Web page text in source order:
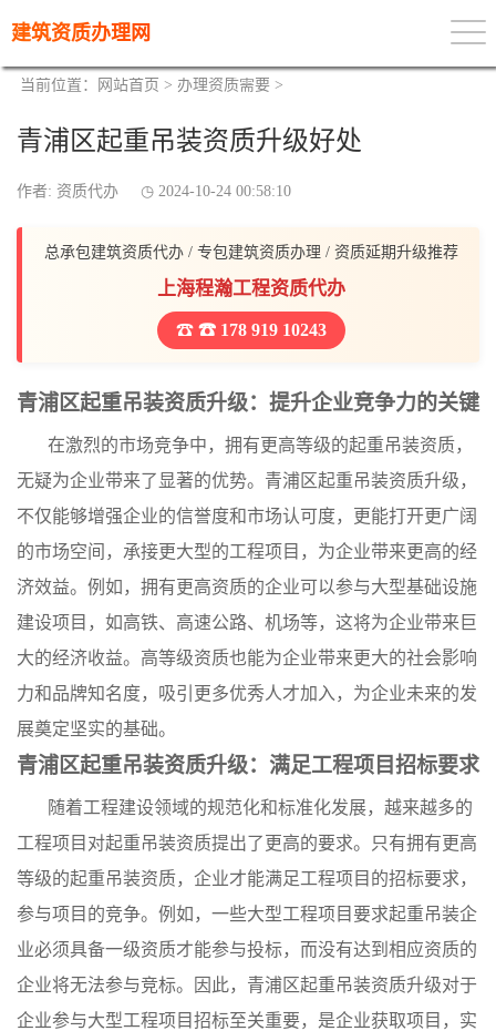
建筑资质办理网
当前位置： 网站首页 > 办理资质需要 >
青浦区起重吊装资质升级好处
作者: 资质代办 2024-10-24 00:58:10
总承包建筑资质代办 / 专包建筑资质办理 / 资质延期升级推荐
上海程瀚工程资质代办
☎ 178 919 10243
青浦区起重吊装资质升级：提升企业竞争力的关键
在激烈的市场竞争中，拥有更高等级的起重吊装资质，
无疑为企业带来了显著的优势。青浦区起重吊装资质升级，
不仅能够增强企业的信誉度和市场认可度，更能打开更广阔
的市场空间，承接更大型的工程项目，为企业带来更高的经
济效益。例如，拥有更高资质的企业可以参与大型基础设施
建设项目，如高铁、高速公路、机场等，这将为企业带来巨
大的经济收益。高等级资质也能为企业带来更大的社会影响
力和品牌知名度，吸引更多优秀人才加入，为企业未来的发
展奠定坚实的基础。
青浦区起重吊装资质升级：满足工程项目招标要求
随着工程建设领域的规范化和标准化发展，越来越多的
工程项目对起重吊装资质提出了更高的要求。只有拥有更高
等级的起重吊装资质，企业才能满足工程项目的招标要求，
参与项目的竞争。例如，一些大型工程项目要求起重吊装企
业必须具备一级资质才能参与投标，而没有达到相应资质的
企业将无法参与竞标。因此，青浦区起重吊装资质升级对于
企业参与大型工程项目招标至关重要，是企业获取项目，实